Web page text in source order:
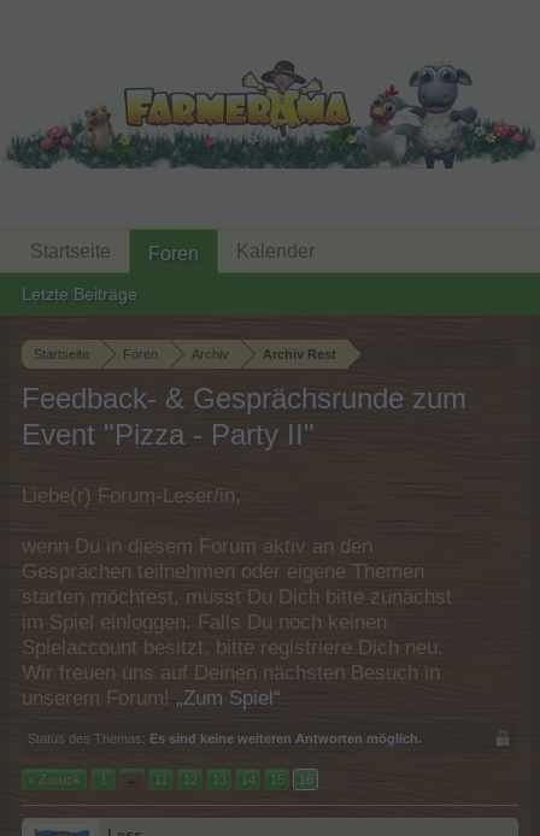
Startseite Foren Archiv Archiv Rest
Feedback- & Gesprächsrunde zum
Event "Pizza - Party II"
Liebe(r) Forum-Leser/in,
wenn Du in diesem Forum aktiv an den
Gesprächen teilnehmen oder eigene Themen
starten möchtest, musst Du Dich bitte zunächst
im Spiel einloggen. Falls Du noch keinen
Spielaccount besitzt, bitte registriere Dich neu.
Wir freuen uns auf Deinen nächsten Besuch in
unserem Forum! „Zum Spiel“
Status des Themas: Es sind keine weiteren Antworten möglich.
< Zurück 1 ← 11 12 13 14 15 16
Startseite Foren
Letzte Beiträge
Kalender